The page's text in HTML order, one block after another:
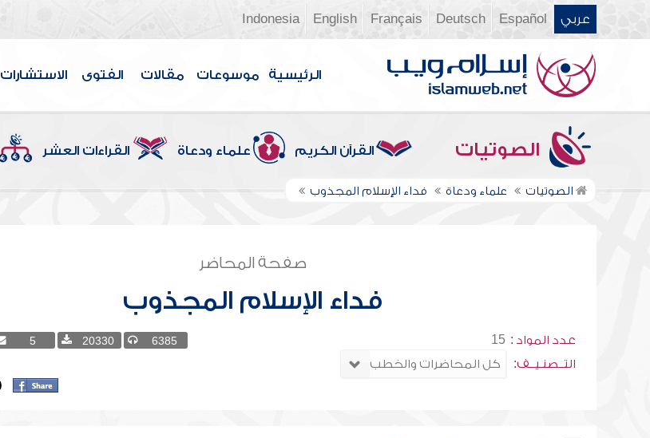
عربي Español
Deutsch
Français
English
Indonesia
الرئيسية موسوعات مقالات الفتوى الاستشارات
الصوتيات القرآن الكريم علماء ودعاة القراءات العشر
الصوتيات علماء ودعاة فداء الإسلام المجذوب
صفحة المحاضر
فداء الإسلام المجذوب
عدد المواد : 15
التــصنـيــف:
6385
20330
5